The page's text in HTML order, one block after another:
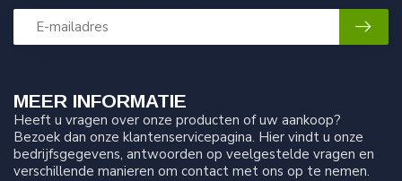
MEER INFORMATIE
Heeft u vragen over onze producten of uw aankoop?
Bezoek dan onze klantenservicepagina. Hier vindt u onze
bedrijfsgegevens, antwoorden op veelgestelde vragen en
verschillende manieren om contact met ons op te nemen.